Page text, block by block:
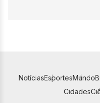
NotíciasEsportesMundo
Cidades